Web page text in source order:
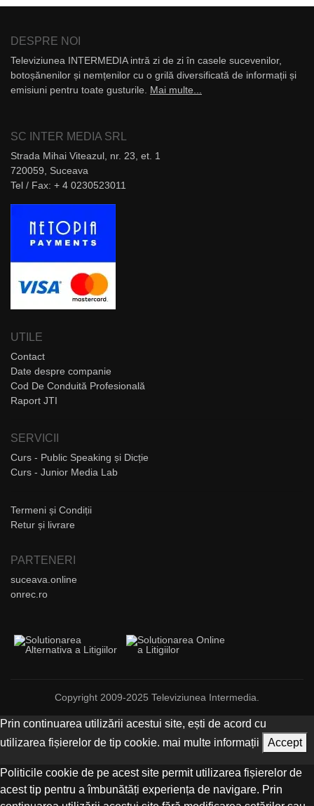
DESPRE NOI
Televiziunea INTERMEDIA intră zi de zi în casele sucevenilor,
botoșănenilor și nemțenilor cu o grilă diversificată de informații și
emisiuni pentru toate gusturile. Mai multe...
SC INTER MEDIA SRL
Strada Mihai Viteazul, nr. 23, et. 1
720059, Suceava
Tel / Fax: + 4 0230523011
UTILE
Contact
Date despre companie
Cod De Conduită Profesională
Raport JTI
SERVICII
Curs - Public Speaking și Dicție
Curs - Junior Media Lab
Termeni și Condiții
Retur și livrare
PARTENERI
suceava.online
onrec.ro
Copyright 2009-2025 Televiziunea Intermedia.
Prin continuarea utilizării acestui site, ești de acord cu
utilizarea fișierelor de tip cookie. mai multe informații Accept
Politicile cookie de pe acest site permit utilizarea fișierelor de
acest tip pentru a îmbunătăți experiența de navigare. Prin